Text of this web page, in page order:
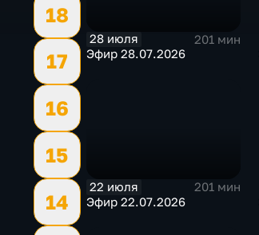
18
17
16
15
14
28 июля
201 мин
Эфир 28.07.2026
22 июля
201 мин
Эфир 22.07.2026